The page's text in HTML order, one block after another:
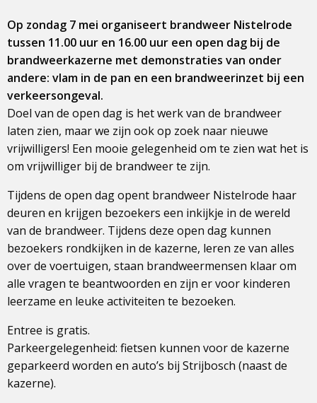
Op zondag 7 mei organiseert brandweer Nistelrode
tussen 11.00 uur en 16.00 uur een open dag bij de
brandweerkazerne met demonstraties van onder
andere: vlam in de pan en een brandweerinzet bij een
verkeersongeval.
Doel van de open dag is het werk van de brandweer
laten zien, maar we zijn ook op zoek naar nieuwe
vrijwilligers! Een mooie gelegenheid om te zien wat het is
om vrijwilliger bij de brandweer te zijn.
Tijdens de open dag opent brandweer Nistelrode haar
deuren en krijgen bezoekers een inkijkje in de wereld
van de brandweer. Tijdens deze open dag kunnen
bezoekers rondkijken in de kazerne, leren ze van alles
over de voertuigen, staan brandweermensen klaar om
alle vragen te beantwoorden en zijn er voor kinderen
leerzame en leuke activiteiten te bezoeken.
Entree is gratis.
Parkeergelegenheid: fietsen kunnen voor de kazerne
geparkeerd worden en auto’s bij Strijbosch (naast de
kazerne).